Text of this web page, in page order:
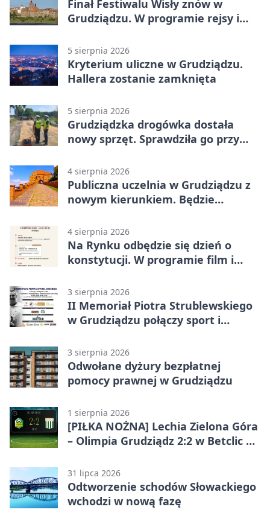
Finał Festiwalu Wisły znów w
Grudziądzu. W programie rejsy i
5 sierpnia 2026
Kryterium uliczne w Grudziądzu.
Hallera zostanie zamknięta
5 sierpnia 2026
Grudziądzka drogówka dostała
nowy sprzęt. Sprawdziła go przy
4 sierpnia 2026
Publiczna uczelnia w Grudziądzu z
nowym kierunkiem. Będzie
4 sierpnia 2026
Na Rynku odbędzie się dzień o
konstytucji. W programie film i
3 sierpnia 2026
II Memoriał Piotra Strublewskiego
w Grudziądzu połączy sport i
3 sierpnia 2026
Odwołane dyżury bezpłatnej
pomocy prawnej w Grudziądzu
1 sierpnia 2026
[PIŁKA NOŻNA] Lechia Zielona Góra
– Olimpia Grudziądz 2:2 w Betclic 2.
końcówce
31 lipca 2026
Odtworzenie schodów Słowackiego
wchodzi w nową fazę